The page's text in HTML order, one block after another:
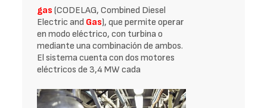
gas (CODELAG, Combined Diesel
Electric and Gas), que permite operar
en modo eléctrico, con turbina o
mediante una combinación de ambos.
El sistema cuenta con dos motores
eléctricos de 3,4 MW cada